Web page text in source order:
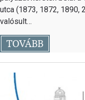
utca (1873, 1872, 1890,
valósult…
TOVÁBB